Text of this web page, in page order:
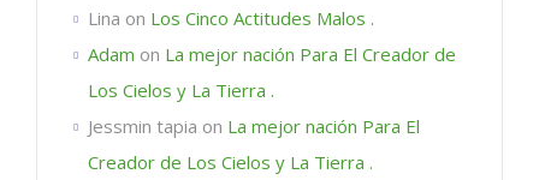
Lina on Los Cinco Actitudes Malos .
Adam on La mejor nación Para El Creador de
Los Cielos y La Tierra .
Jessmin tapia on La mejor nación Para El
Creador de Los Cielos y La Tierra .